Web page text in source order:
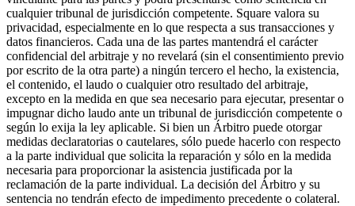
cualquier tribunal de jurisdicción competente. Square valora su
privacidad, especialmente en lo que respecta a sus transacciones y
datos financieros. Cada una de las partes mantendrá el carácter
confidencial del arbitraje y no revelará (sin el consentimiento previo
por escrito de la otra parte) a ningún tercero el hecho, la existencia,
el contenido, el laudo o cualquier otro resultado del arbitraje,
excepto en la medida en que sea necesario para ejecutar, presentar o
impugnar dicho laudo ante un tribunal de jurisdicción competente o
según lo exija la ley aplicable. Si bien un Árbitro puede otorgar
medidas declaratorias o cautelares, sólo puede hacerlo con respecto
a la parte individual que solicita la reparación y sólo en la medida
necesaria para proporcionar la asistencia justificada por la
reclamación de la parte individual. La decisión del Árbitro y su
sentencia no tendrán efecto de impedimento precedente o colateral.